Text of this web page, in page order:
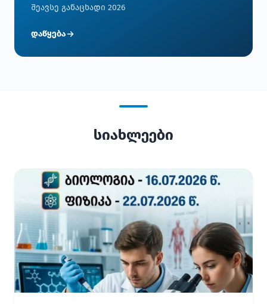
შეავსე განაცხადი 2026
დაწყება
სიახლეები